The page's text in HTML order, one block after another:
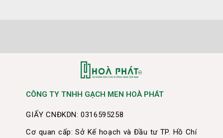
CÔNG TY TNHH GẠCH MEN HOÀ PHÁT
GIẤY CNĐKDN: 0316595258
Cơ quan cấp: Sở Kế hoạch và Đầu tư TP. Hồ Chí